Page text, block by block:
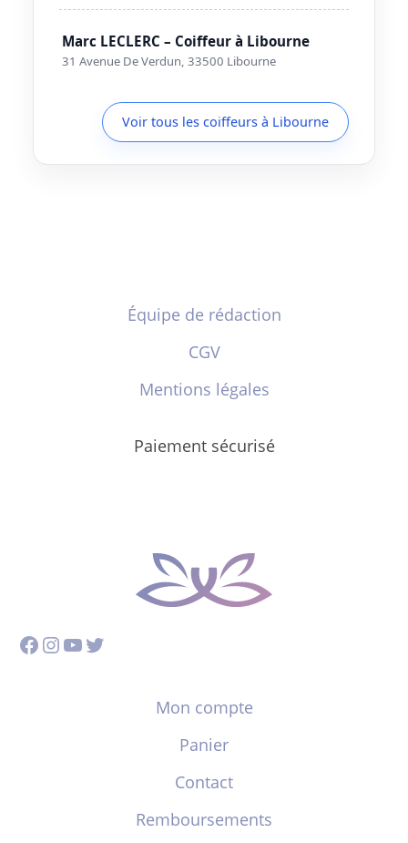
Marc LECLERC – Coiffeur à Libourne
31 Avenue De Verdun, 33500 Libourne
Voir tous les coiffeurs à Libourne
Équipe de rédaction
CGV
Mentions légales
Paiement sécurisé
Facebook
Instagram
YouTube
Twitter
Mon compte
Panier
Contact
Remboursements